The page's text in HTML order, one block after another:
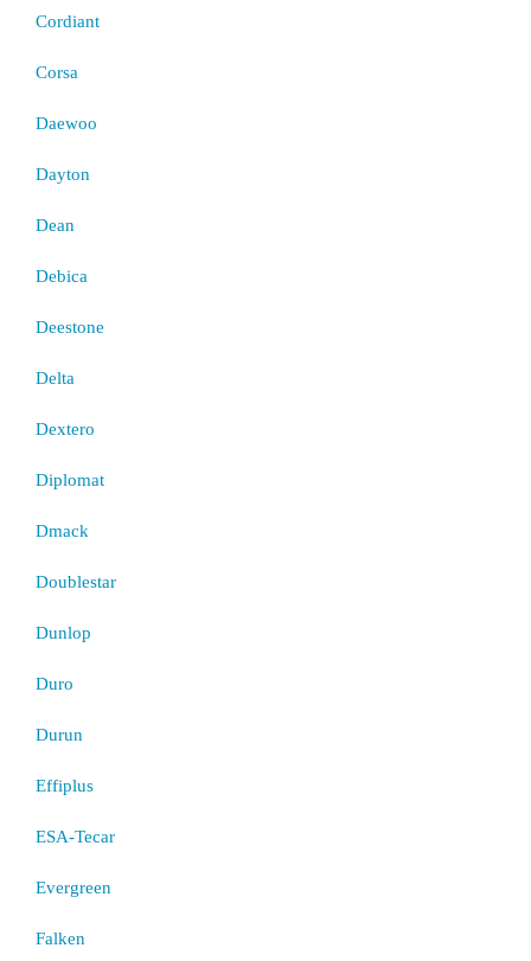
Cordiant
Corsa
Daewoo
Dayton
Dean
Debica
Deestone
Delta
Dextero
Diplomat
Dmack
Doublestar
Dunlop
Duro
Durun
Effiplus
ESA-Tecar
Evergreen
Falken